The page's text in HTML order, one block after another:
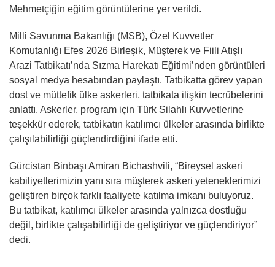
Mehmetçiğin eğitim görüntülerine yer verildi.
Milli Savunma Bakanlığı (MSB), Özel Kuvvetler
Komutanlığı Efes 2026 Birleşik, Müşterek ve Fiili Atışlı
Arazi Tatbikatı’nda Sızma Harekatı Eğitimi’nden görüntüleri
sosyal medya hesabından paylaştı. Tatbikatta görev yapan
dost ve müttefik ülke askerleri, tatbikata ilişkin tecrübelerini
anlattı. Askerler, program için Türk Silahlı Kuvvetlerine
teşekkür ederek, tatbikatın katılımcı ülkeler arasında birlikte
çalışılabilirliği güçlendirdiğini ifade etti.
Gürcistan Binbaşı Amiran Bichashvili, “Bireysel askeri
kabiliyetlerimizin yanı sıra müşterek askeri yeteneklerimizi
geliştiren birçok farklı faaliyete katılma imkanı buluyoruz.
Bu tatbikat, katılımcı ülkeler arasında yalnızca dostluğu
değil, birlikte çalışabilirliği de geliştiriyor ve güçlendiriyor”
dedi.